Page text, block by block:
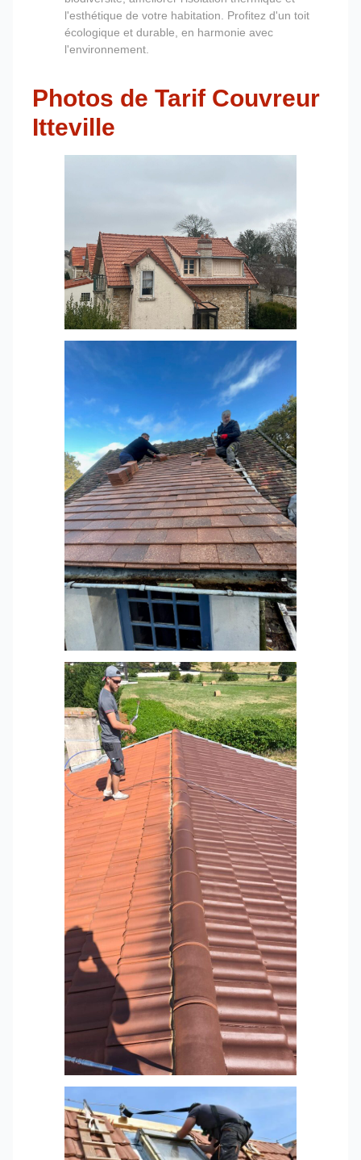
l'esthétique de votre habitation. Profitez d'un toit
écologique et durable, en harmonie avec
l'environnement.
Photos de Tarif Couvreur
Itteville